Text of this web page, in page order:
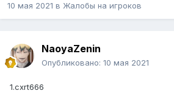
10 мая 2021 в Жалобы на игроков
NaoyaZenin
Опубликовано: 10 мая 2021
1.cxrt666